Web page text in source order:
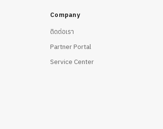
Company
ติดต่อเรา
Partner Portal
Service Center